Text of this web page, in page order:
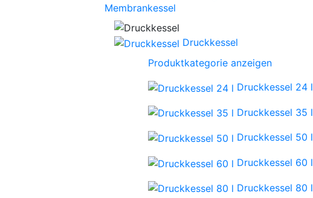
Membrankessel
Druckkessel
Produktkategorie anzeigen
Druckkessel 24 l
Druckkessel 35 l
Druckkessel 50 l
Druckkessel 60 l
Druckkessel 80 l